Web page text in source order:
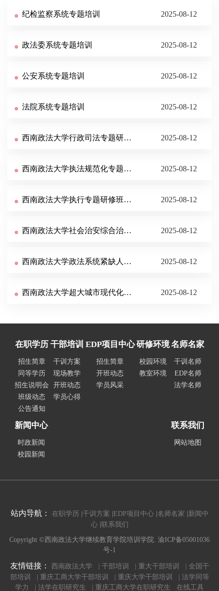
纪检监察系统专题培训 2025-08-12
政法委系统专题培训 2025-08-12
公安系统专题培训 2025-08-12
法院系统专题培训 2025-08-12
西南政法大学行政司法专题研修班招生简章 2025-08-12
西南政法大学执法规范化专题研修班招生简章 2025-08-12
西南政法大学执行专题研修班招生简章 2025-08-12
西南政法大学社会治安综合治理专题培训简章 2025-08-12
西南政法大学政法系统紧缺人才专题培训简章 2025-08-12
西南政法大学超大城市现代化治理专题研修班简章 2025-08-12
在职学历
招生简章
同等学历
招生说明会
班级动态
公告通知
干部培训
干训方案
现场教学
开班动态
学员心得
EDP项目中心
招生简章
开班动态
学员风采
研修环境
校园环境
教室环境
名师名家
干训名师
EDP名师
法学名师
新闻中心
时政新闻
校园新闻
联系我们
网站地图
站内导航： 在职学历 |干训方案 |EDP项目中心 |名师名家 |新闻中
心 |联系我们
Copyright ©西南政法大学继续教育学院培训学院. 渝ICP备05001036
号-1
友情链接： 西南政法大学 | 干部培训 | 重大干部培训 | 全国干
部培训 | 重庆工商大学干部培训 | 重庆大学干部培训 | 法学同等
学力 | 法学在职研究生 | 重庆工商大学在职研究生 在线工具